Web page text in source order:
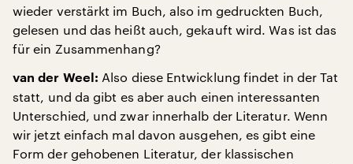
wieder verstärkt im Buch, also im gedruckten Buch,
gelesen und das heißt auch, gekauft wird. Was ist das
für ein Zusammenhang?
van der Weel: Also diese Entwicklung findet in der Tat
statt, und da gibt es aber auch einen interessanten
Unterschied, und zwar innerhalb der Literatur. Wenn
wir jetzt einfach mal davon ausgehen, es gibt eine
Form der gehobenen Literatur, der klassischen